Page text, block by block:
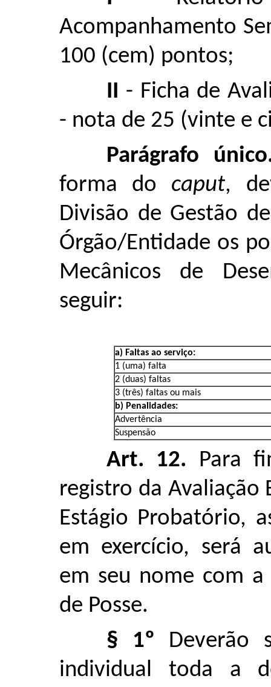
Acompanhamento
100 (cem) pontos;
II - Ficha de
- nota de 25 (vinte e
Parágrafo
forma do caput,
Divisão de Gestão
Órgão/Entidade os
Mecânicos de
seguir:
a) Faltas ao serviço:
1 (uma) falta
2 (duas) faltas
3 (três) faltas ou mais
b) Penalidades:
Advertência
Suspensão
Art. 12. Para
registro da Avaliação
Estágio Probatório,
em exercício, será
em seu nome com
de Posse.
§ 1º Deverão
individual toda a